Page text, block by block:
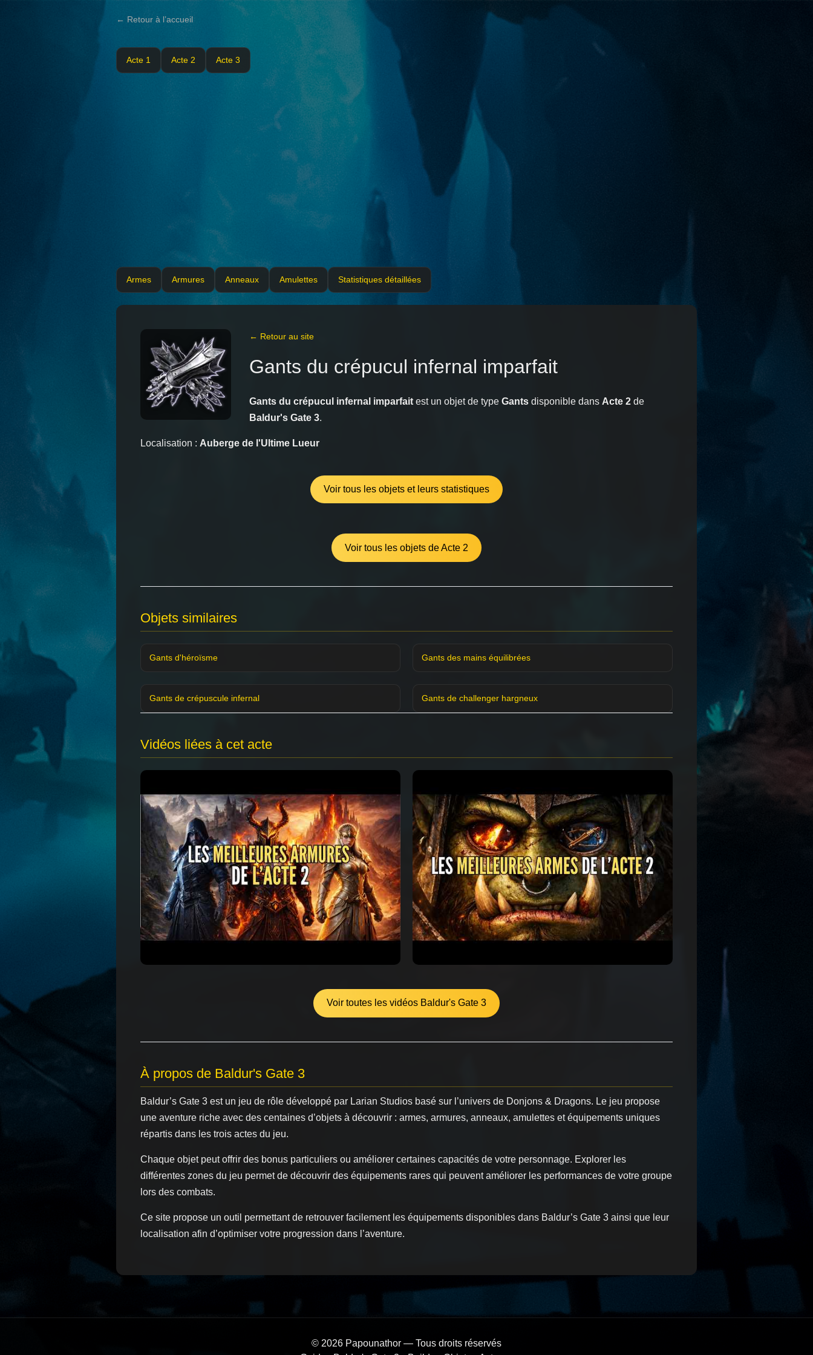
← Retour à l’accueil
Acte 1 Acte 2 Acte 3
Armes Armures Anneaux Amulettes Statistiques détaillées
← Retour au site
Gants du crépucul infernal imparfait
Gants du crépucul infernal imparfait est un objet de type Gants disponible dans Acte 2 de
Baldur's Gate 3.
Localisation : Auberge de l'Ultime Lueur
Voir tous les objets et leurs statistiques
Voir tous les objets de Acte 2
Objets similaires
Gants d'héroïsme Gants des mains équilibrées
Gants de crépuscule infernal Gants de challenger hargneux
Vidéos liées à cet acte
Voir toutes les vidéos Baldur's Gate 3
À propos de Baldur's Gate 3
Baldur’s Gate 3 est un jeu de rôle développé par Larian Studios basé sur l’univers de Donjons & Dragons. Le jeu propose
une aventure riche avec des centaines d’objets à découvrir : armes, armures, anneaux, amulettes et équipements uniques
répartis dans les trois actes du jeu.
Chaque objet peut offrir des bonus particuliers ou améliorer certaines capacités de votre personnage. Explorer les
différentes zones du jeu permet de découvrir des équipements rares qui peuvent améliorer les performances de votre groupe
lors des combats.
Ce site propose un outil permettant de retrouver facilement les équipements disponibles dans Baldur’s Gate 3 ainsi que leur
localisation afin d’optimiser votre progression dans l’aventure.
© 2026 Papounathor — Tous droits réservés